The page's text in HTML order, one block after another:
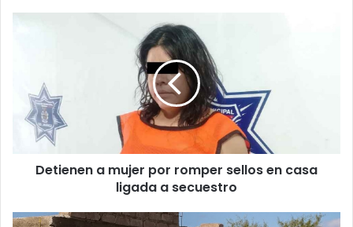
romper
sellos
Detienen a mujer por romper sellos en casa
ligada a secuestro
¡Arranca